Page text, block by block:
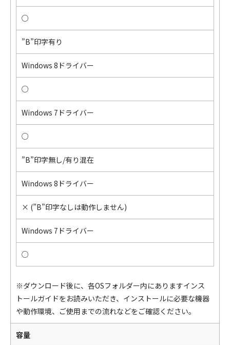
○
”B”印字有り
Windows 8ドライバー
○
Windows 7ドライバー
○
”B”印字無し/有り混在
Windows 8ドライバー
× (”B”印字なしは動作しません)
Windows 7ドライバー
○
※ダウンロード後に、各OSフォルダー内にありますインス
トールガイドをお読みいただき、インストールに必要な機器
や動作環境、ご使用までの流れなどをご確認ください。
容量